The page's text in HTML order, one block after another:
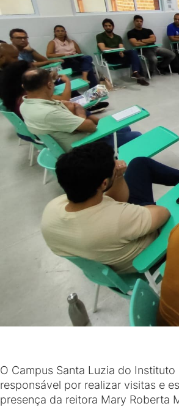
O Campus Santa Luzia do
responsável por realizar visitas e
presença da reitora Mary Roberta